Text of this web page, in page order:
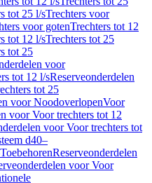
tot 25 l/sTrechters voor
voor gotenTrechters tot 12
tot 12 l/sTrechters tot 25
tot 25
voor
tot 12 l/sReserveonderdelen
tot 25
voor NoodoverlopenVoor
voor Voor trechters tot 12
voor Voor trechters tot
d40–
ToebehorenReserveonderdelen
voor Voor